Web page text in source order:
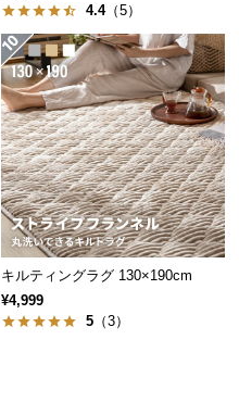
4.4（5）
キルティングラグ 130×190cm
¥4,999
5 （3）